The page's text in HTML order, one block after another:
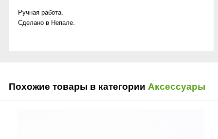
Ручная работа.
Сделано в Непале.
Похожие товары в категории Аксессуары